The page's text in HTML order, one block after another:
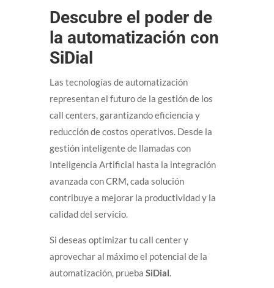
Descubre el poder de
la automatización con
SiDial
Las tecnologías de automatización
representan el futuro de la gestión de los
call centers, garantizando eficiencia y
reducción de costos operativos. Desde la
gestión inteligente de llamadas con
Inteligencia Artificial hasta la integración
avanzada con CRM, cada solución
contribuye a mejorar la productividad y la
calidad del servicio.
Si deseas optimizar tu call center y
aprovechar al máximo el potencial de la
automatización, prueba SiDial.